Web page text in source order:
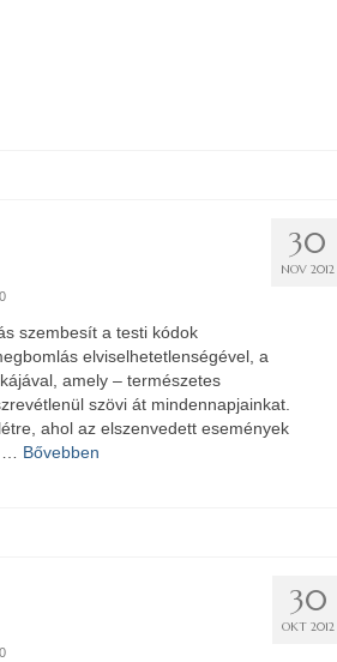
30
NOV 2012
szembesít a testi kódok
elviselhetetlenségével, a
amely – természetes
szövi át mindennapjainkat.
ahol az elszenvedett események
… Bővebben
30
OKT 2012